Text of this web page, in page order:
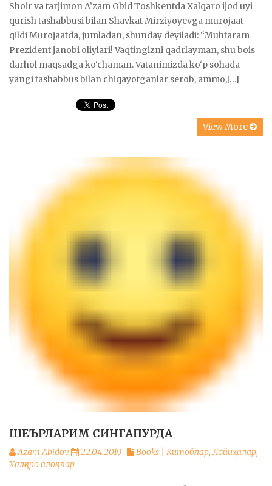
Shoir va tarjimon A’zam Obid Toshkentda Xalqaro ijod uyi
qurish tashabbusi bilan Shavkat Mirziyoyevga murojaat
qildi Murojaatda, jumladan, shunday deyiladi: “Muhtaram
Prezident janobi oliylari! Vaqtingizni qadrlayman, shu bois
darhol maqsadga ko‘chaman. Vatanimizda ko‘p sohada
yangi tashabbus bilan chiqayotganlar serob, ammo,[…]
View More
ШЕЪРЛАРИМ СИНГАПУРДА
Azam Abidov 22.04.2019 Books | Китоблар,Лойиҳалар,
Халқаро алоқалар